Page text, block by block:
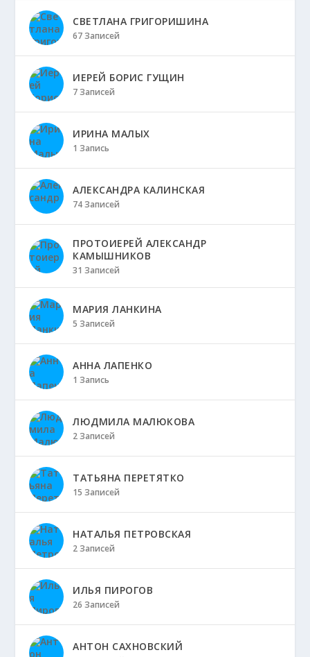
СВЕТЛАНА ГРИГОРИШИНА
67 Записей
ИЕРЕЙ БОРИС ГУЩИН
7 Записей
ИРИНА МАЛЫХ
1 Запись
АЛЕКСАНДРА КАЛИНСКАЯ
74 Записей
ПРОТОИЕРЕЙ АЛЕКСАНДР
КАМЫШНИКОВ
31 Записей
МАРИЯ ЛАНКИНА
5 Записей
АННА ЛАПЕНКО
1 Запись
ЛЮДМИЛА МАЛЮКОВА
2 Записей
ТАТЬЯНА ПЕРЕТЯТКО
15 Записей
НАТАЛЬЯ ПЕТРОВСКАЯ
2 Записей
ИЛЬЯ ПИРОГОВ
26 Записей
АНТОН САХНОВСКИЙ